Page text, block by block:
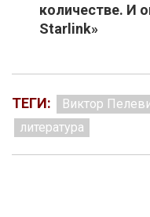
количестве. И
Starlink»
ТЕГИ: Виктор
литература